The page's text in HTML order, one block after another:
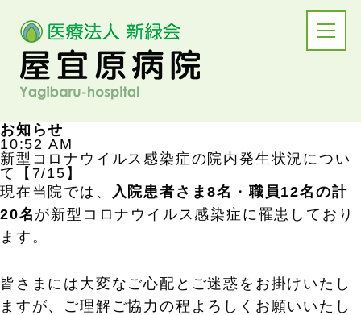
お知らせ
10:52 AM
新型コロナウイルス感染症の院内発生状況につい
て【7/15】
現在当院では、
入院患者さま8名 ・ 職員12名の計
20名 が新型コロナウイルス感染症に罹患しており
ます。
皆さまには大変なご心配とご迷惑をお掛けいたし
ますが、ご理解ご協力の程よろしくお願いいたし